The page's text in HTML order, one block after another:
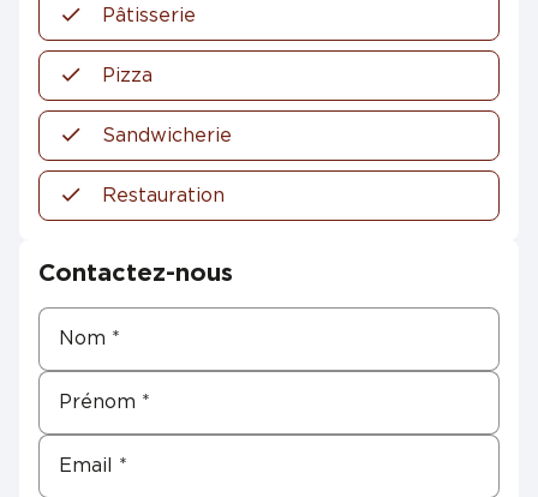
Pâtisserie
Pizza
Sandwicherie
Restauration
Contactez-nous